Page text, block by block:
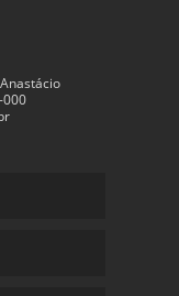
000